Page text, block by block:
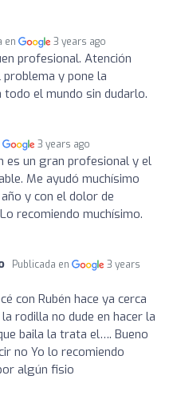
en 3 years ago
profesional. Atención
problema y pone la
el mundo sin dudarlo.
3 years ago
es un gran profesional y el
Me ayudó muchísimo
y con el dolor de
recomiendo muchísimo.
Publicada en
3 years
con Rubén hace ya cerca
rodilla no dude en hacer la
baila la trata el…. Bueno
no Yo lo recomiendo
algún fisio